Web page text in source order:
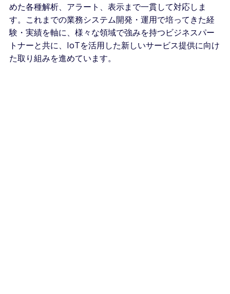
めた各種解析、アラート、表示まで一貫して対応しま
す。​これまでの業務システム開発・運用で培ってきた経
験・実績を軸に、様々な領域で強みを持つビジネスパー
トナーと共に、IoTを活用した新しいサービス提供に向け
た取り組みを進めています。